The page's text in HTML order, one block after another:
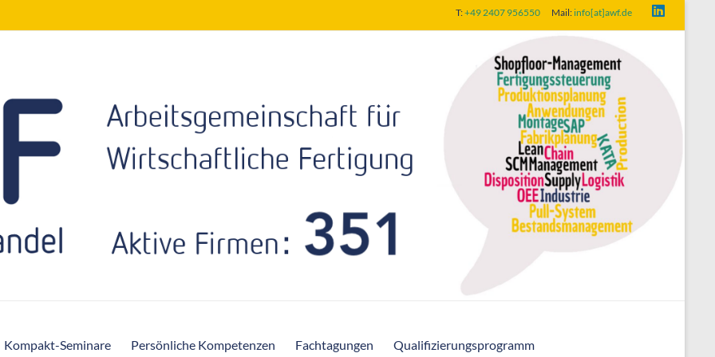
T:+49 2407 956550 Mail:info[at]awf.de
Kompakt-Seminare Persönliche Kompetenzen Fachtagungen Qualifizierungsprogramm